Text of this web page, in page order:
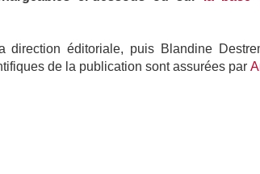
direction éditoriale, puis Blandine
de la publication sont assurées par